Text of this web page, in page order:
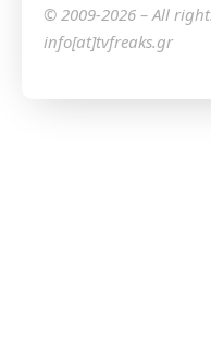
© 2009-2026 – All
info[at]tvfreaks.gr